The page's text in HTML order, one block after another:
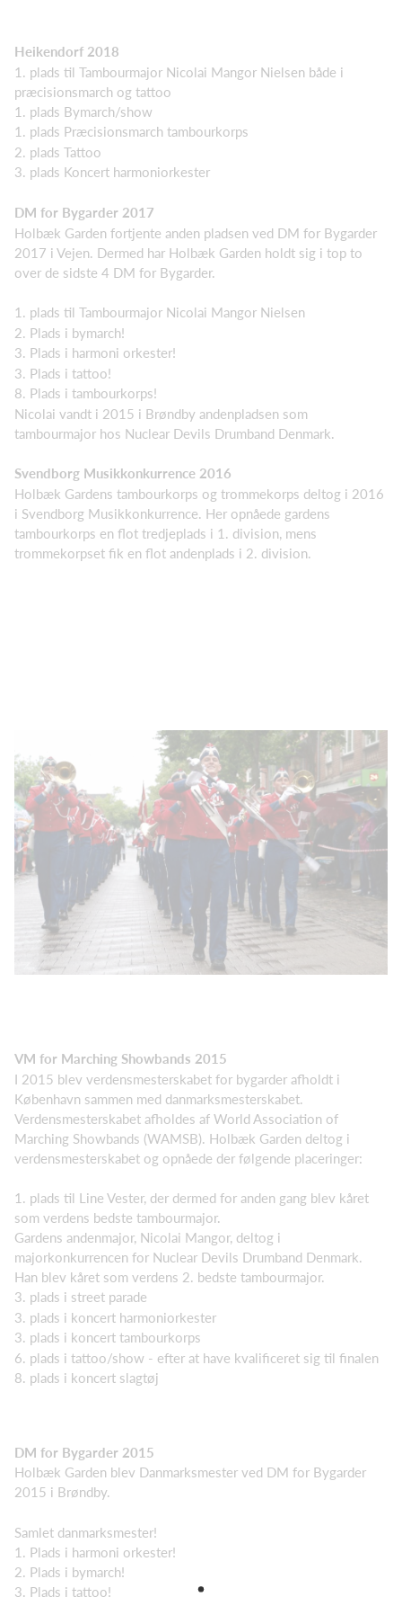
Heikendorf 2018
1. plads til Tambourmajor Nicolai Mangor Nielsen både i
præcisionsmarch og tattoo
1. plads Bymarch/show
1. plads Præcisionsmarch tambourkorps
2. plads Tattoo
3. plads Koncert harmoniorkester
DM for Bygarder 2017
Holbæk Garden fortjente anden pladsen ved DM for Bygarder
2017 i Vejen. Dermed har Holbæk Garden holdt sig i top to
over de sidste 4 DM for Bygarder.
1. plads til Tambourmajor Nicolai Mangor Nielsen
2. Plads i bymarch!
3. Plads i harmoni orkester!
3. Plads i tattoo!
8. Plads i tambourkorps!
Nicolai vandt i 2015 i Brøndby andenpladsen som
tambourmajor hos Nuclear Devils Drumband Denmark.
Svendborg Musikkonkurrence 2016
Holbæk Gardens tambourkorps og trommekorps deltog i 2016
i Svendborg Musikkonkurrence. Her opnåede gardens
tambourkorps en flot tredjeplads i 1. division, mens
trommekorpset fik en flot andenplads i 2. division.
VM for Marching Showbands 2015
I 2015 blev verdensmesterskabet for bygarder afholdt i
København sammen med danmarksmesterskabet.
Verdensmesterskabet afholdes af World Association of
Marching Showbands (WAMSB). Holbæk Garden deltog i
verdensmesterskabet og opnåede der følgende placeringer:
1. plads til Line Vester, der dermed for anden gang blev kåret
som verdens bedste tambourmajor.
Gardens andenmajor, Nicolai Mangor, deltog i
majorkonkurrencen for Nuclear Devils Drumband Denmark.
Han blev kåret som verdens 2. bedste tambourmajor.
3. plads i street parade
3. plads i koncert harmoniorkester
3. plads i koncert tambourkorps
6. plads i tattoo/show - efter at have kvalificeret sig til finalen
8. plads i koncert slagtøj
DM for Bygarder 2015
Holbæk Garden blev Danmarksmester ved DM for Bygarder
2015 i Brøndby.
Samlet danmarksmester!
1. Plads i harmoni orkester!
2. Plads i bymarch!
3. Plads i tattoo!